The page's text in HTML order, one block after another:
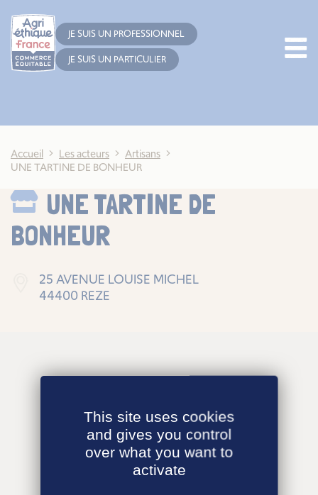
JE SUIS UN PROFESSIONNEL
JE SUIS UN PARTICULIER
Accueil Les acteurs
Artisans
UNE TARTINE DE BONHEUR
UNE TARTINE DE
BONHEUR
25 AVENUE LOUISE MICHEL
44400 REZE
This site uses cookies
and gives you control
over what you want to
activate